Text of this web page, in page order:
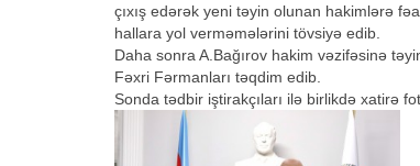
çıxış edərək yeni təyin olunan hakimlərə
hallara yol verməmələrini tövsiyə edib.
Daha sonra A.Bağırov hakim vəzifəsinə
Fəxri Fərmanları təqdim edib.
Sonda tədbir iştirakçıları ilə birlikdə xatirə